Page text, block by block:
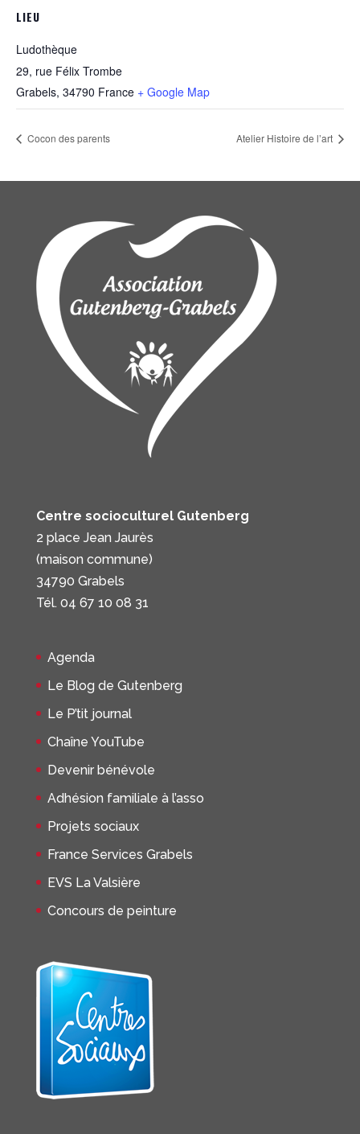
LIEU
Ludothèque
29, rue Félix Trombe
Grabels, 34790 France + Google Map
Cocon des parents Atelier Histoire de l’art
Centre socioculturel Gutenberg
2 place Jean Jaurès
(maison commune)
34790 Grabels
Tél. 04 67 10 08 31
Agenda
Le Blog de Gutenberg
Le P’tit journal
Chaîne YouTube
Devenir bénévole
Adhésion familiale à l’asso
Projets sociaux
France Services Grabels
EVS La Valsière
Concours de peinture